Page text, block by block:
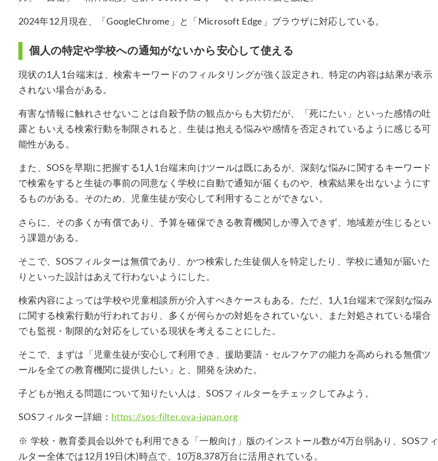
2024年12月現在、「GoogleChrome」と「Microsoft Edge」ブラウザに対応している。
個人の特定や学校への通知がないから安心して使える
現状の1人1台端末は、検索キーワードのフィルタリングが強く設定され、特定の内容は結果が表示
されない場合がある。
有害な情報に触れさせないことは自殺予防の観点からも大切だが、「死にたい」といった感情の吐
露ともいえる検索行動を制限されると、生徒は抱える悩みや感情を否定されているように感じる可
能性がある。
また、SOSを早期に把握する1人1台端末向けツールは既にあるが、深刻な悩みに関するキーワード
で検索をすると生徒の事前の同意なく学校に自動で通知が届くものや、検索結果を出ないようにす
るものがある。そのため、児童生徒が安心して利用することができない。
さらに、その多くが有償であり、予算を確保できる教育機関しか導入できず、地域差が生じるとい
う課題がある。
そこで、SOSフィルターは無償であり、かつ検索した生徒個人を特定したり、学校に通知が届いた
りといった設計はあえて行わないようにした。
検索内容によっては学校や児童相談所が介入すべきケースもある。ただ、1人1台端末で深刻な悩み
に関する検索行動が行われており、多くが何らかの対処をされていない、また対処されている場合
でも監視・制限的な対応をしている現状を考えることにした。
そこで、まずは「児童生徒が安心して利用でき、援助要請・セルフケアの能力を高められる無償ツ
ールを全ての教育機関に提供したい」と、開発を決めた。
子どもが抱える問題について知りたい人は、SOSフィルターをチェックしてみよう。
SOSフィルター詳細： https://sos-filter.ova-japan.org
※ 学校・教育委員会以外でも利用できる「一般向け」版のインストール数が4万台弱あり、SOSフィ
ルター全体では12月19日(木)時点で、10万8,378万台に活用されている。